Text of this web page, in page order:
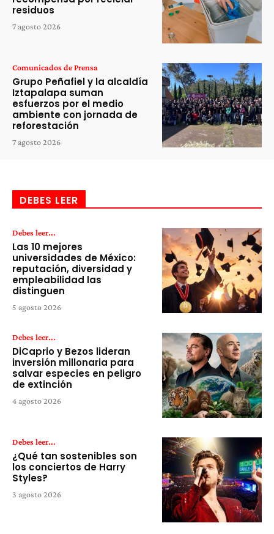
residuos
7 agosto 2026
Comunicados de Prensa
Grupo Peñafiel y la alcaldía
Iztapalapa suman
esfuerzos por el medio
ambiente con jornada de
reforestación
7 agosto 2026
DEBES LEER
Debes leer...
Las 10 mejores
universidades de México:
reputación, diversidad y
empleabilidad las
distinguen
5 agosto 2026
Debes leer...
DiCaprio y Bezos lideran
inversión millonaria para
salvar especies en peligro
de extinción
4 agosto 2026
Debes leer...
¿Qué tan sostenibles son
los conciertos de Harry
Styles?
3 agosto 2026